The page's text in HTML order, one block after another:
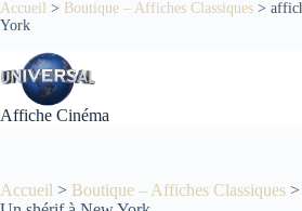
Passer
au
Accueil > Boutique – Affiches Classiques >
York
Affiche Cinéma
Accueil > Boutique – Affiches Classiques >